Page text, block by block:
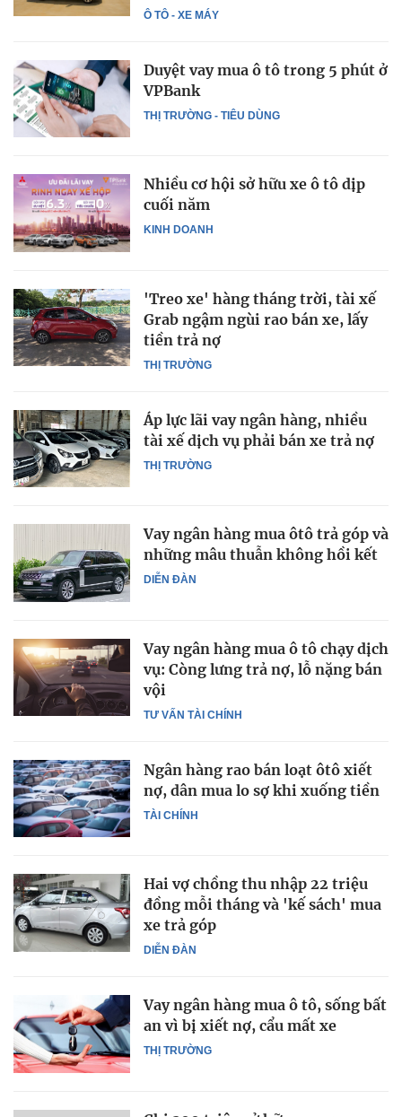
Ô TÔ - XE MÁY
THỊ TRƯỜNG - TIÊU DÙNG
Duyệt vay mua ô tô trong 5 phút ở
VPBank
KINH DOANH
Nhiều cơ hội sở hữu xe ô tô dịp
cuối năm
THỊ TRƯỜNG
'Treo xe' hàng tháng trời, tài xế
Grab ngậm ngùi rao bán xe, lấy
tiền trả nợ
THỊ TRƯỜNG
Áp lực lãi vay ngân hàng, nhiều
tài xế dịch vụ phải bán xe trả nợ
DIỄN ĐÀN
Vay ngân hàng mua ôtô trả góp và
những mâu thuẫn không hồi kết
TƯ VẤN TÀI CHÍNH
Vay ngân hàng mua ô tô chạy dịch
vụ: Còng lưng trả nợ, lỗ nặng bán
vội
TÀI CHÍNH
Ngân hàng rao bán loạt ôtô xiết
nợ, dân mua lo sợ khi xuống tiền
DIỄN ĐÀN
Hai vợ chồng thu nhập 22 triệu
đồng mỗi tháng và 'kế sách' mua
xe trả góp
THỊ TRƯỜNG
Vay ngân hàng mua ô tô, sống bất
an vì bị xiết nợ, cẩu mất xe